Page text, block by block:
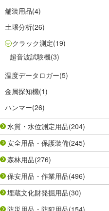
舗装用品(4)
土壌分析(26)
クラック測定(19)
超音波試験機(3)
温度データロガー(5)
金属探知機(1)
ハンマー(26)
水質・水位測定用品(204)
安全用品・保護装備(245)
森林用品(276)
保安用品・作業用品(496)
埋蔵文化財発掘用品(30)
防災用品・防犯用品(154)